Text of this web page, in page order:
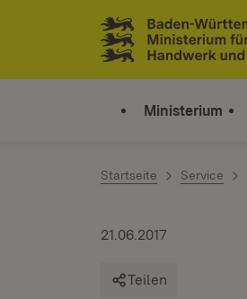
Zum Inhalt springen
Link zur Startseite
Ministerium
Startseite Service
21.06.2017
Teilen